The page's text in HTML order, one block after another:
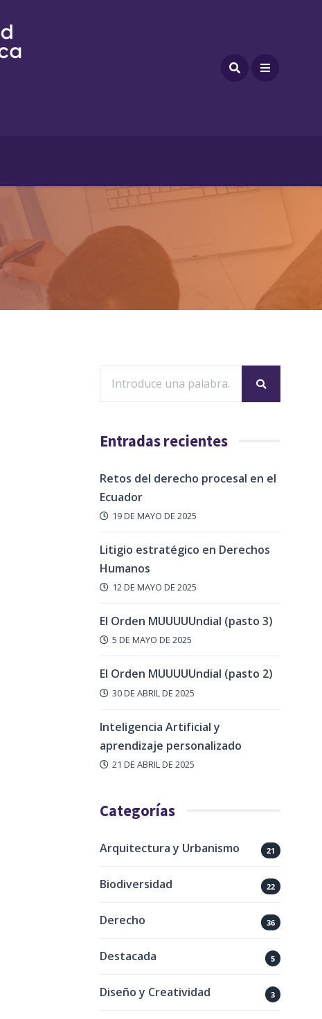
Entradas recientes
Retos del derecho procesal en el
Ecuador
19 DE MAYO DE 2025
Litigio estratégico en Derechos
Humanos
12 DE MAYO DE 2025
El Orden MUUUUUndial (pasto 3)
5 DE MAYO DE 2025
El Orden MUUUUUndial (pasto 2)
30 DE ABRIL DE 2025
Inteligencia Artificial y
aprendizaje personalizado
21 DE ABRIL DE 2025
Categorías
Arquitectura y Urbanismo 21
Biodiversidad 22
Derecho 36
Destacada 5
Diseño y Creatividad 3